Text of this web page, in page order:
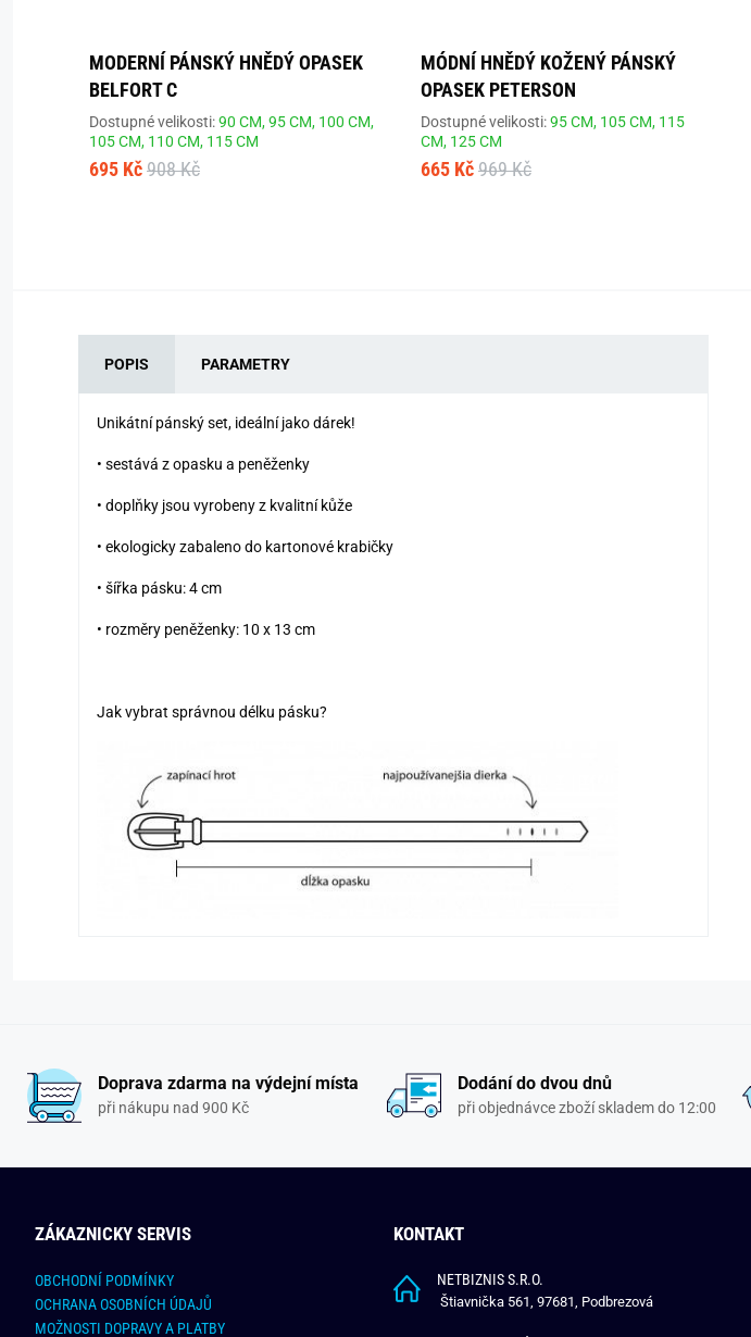
MODERNÍ PÁNSKÝ HNĚDÝ OPASEK
BELFORT C
Dostupné velikosti:90 CM,95 CM, 100 CM,
105 CM, 110 CM, 115 CM
695 Kč 908 Kč
MÓDNÍ HNĚDÝ KOŽENÝ PÁNSKÝ
OPASEK PETERSON
Dostupné velikosti:95 CM, 105 CM, 115
CM, 125 CM
665 Kč 969 Kč
POPIS PARAMETRY
Unikátní pánský set, ideální jako dárek!
• sestává z opasku a peněženky
• doplňky jsou vyrobeny z kvalitní kůže
• ekologicky zabaleno do kartonové krabičky
• šířka pásku: 4 cm
• rozměry peněženky: 10 x 13 cm
Jak vybrat správnou délku pásku?
Doprava zdarma na výdejní místa
při nákupu nad 900 Kč
Dodání do dvou dnů
při objednávce zboží skladem do 12:00
ZÁKAZNICKY SERVIS
OBCHODNÍ PODMÍNKY
OCHRANA OSOBNÍCH ÚDAJŮ
MOŽNOSTI DOPRAVY A PLATBY
KONTAKT
NETBIZNIS S.R.O.
Štiavnička 561, 97681, Podbrezová